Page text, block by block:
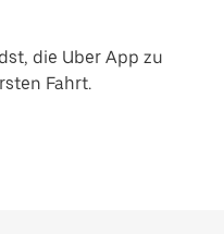
die Uber App zu
Fahrt.